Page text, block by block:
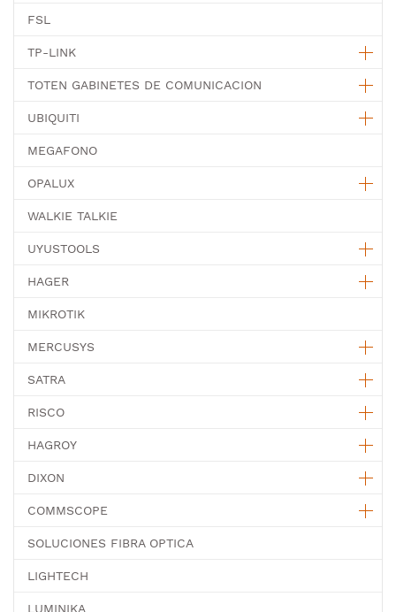
FSL
TP-LINK
TOTEN GABINETES DE COMUNICACION
UBIQUITI
MEGAFONO
OPALUX
WALKIE TALKIE
UYUSTOOLS
HAGER
MIKROTIK
MERCUSYS
SATRA
RISCO
HAGROY
DIXON
COMMSCOPE
SOLUCIONES FIBRA OPTICA
LIGHTECH
LUMINIKA